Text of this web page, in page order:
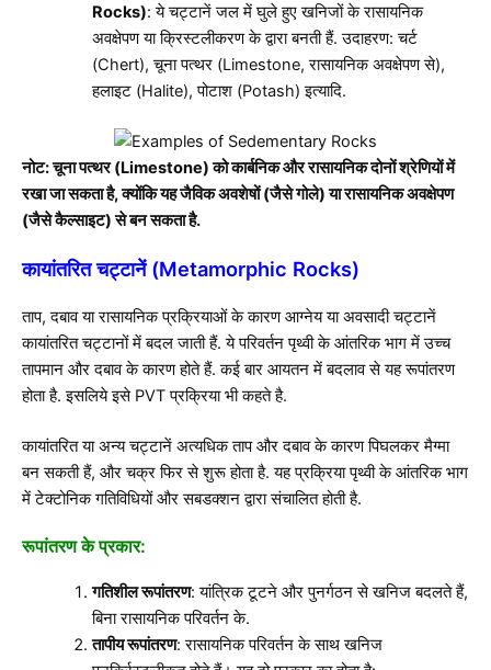
Rocks): ये चट्टानें जल में घुले हुए खनिजों के रासायनिक
अवक्षेपण या क्रिस्टलीकरण के द्वारा बनती हैं. उदाहरण: चर्ट
(Chert), चूना पत्थर (Limestone, रासायनिक अवक्षेपण से),
हलाइट (Halite), पोटाश (Potash) इत्यादि.
नोट: चूना पत्थर (Limestone) को कार्बनिक और रासायनिक दोनों श्रेणियों में
रखा जा सकता है, क्योंकि यह जैविक अवशेषों (जैसे गोले) या रासायनिक अवक्षेपण
(जैसे कैल्साइट) से बन सकता है.
कायांतरित चट्टानें (Metamorphic Rocks)
ताप, दबाव या रासायनिक प्रक्रियाओं के कारण आग्नेय या अवसादी चट्टानें
कायांतरित चट्टानों में बदल जाती हैं. ये परिवर्तन पृथ्वी के आंतरिक भाग में उच्च
तापमान और दबाव के कारण होते हैं. कई बार आयतन में बदलाव से यह रूपांतरण
होता है. इसलिये इसे PVT प्रक्रिया भी कहते है.
कायांतरित या अन्य चट्टानें अत्यधिक ताप और दबाव के कारण पिघलकर मैग्मा
बन सकती हैं, और चक्र फिर से शुरू होता है. यह प्रक्रिया पृथ्वी के आंतरिक भाग
में टेक्टोनिक गतिविधियों और सबडक्शन द्वारा संचालित होती है.
रूपांतरण के प्रकार:
गतिशील रूपांतरण: यांत्रिक टूटने और पुनर्गठन से खनिज बदलते हैं,
बिना रासायनिक परिवर्तन के.
तापीय रूपांतरण: रासायनिक परिवर्तन के साथ खनिज